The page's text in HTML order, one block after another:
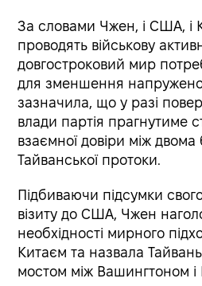
За словами Чжен, і США, і
проводять військову
довгостроковий мир
для зменшення
зазначила, що у разі
влади партія прагнутиме
взаємної довіри між
Тайванської протоки.
Підбиваючи підсумки
візиту до США, Чжен
необхідності мирного
Китаєм та назвала
мостом між Вашингтоном і